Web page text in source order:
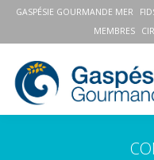
GASPÉSIE GOURMANDE MER
MEMBRES